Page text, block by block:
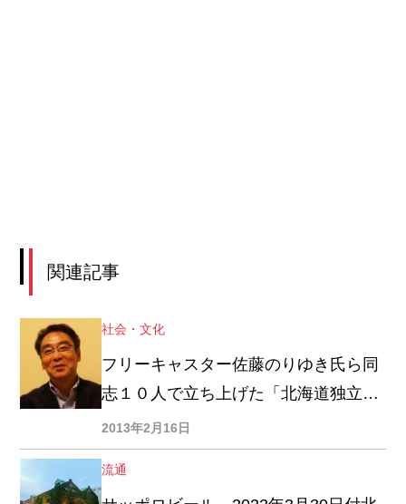
関連記事
社会・文化
フリーキャスター佐藤のりゆき氏ら同
志１０人で立ち上げた「北海道独立研
究会」が２月２１日に記念シンポジウ
ムを開催
2013年2月16日
流通